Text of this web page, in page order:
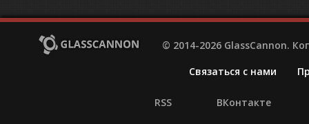
© 2014-2026 GlassCannon.
Связаться с нами
RSS ВКонтакте